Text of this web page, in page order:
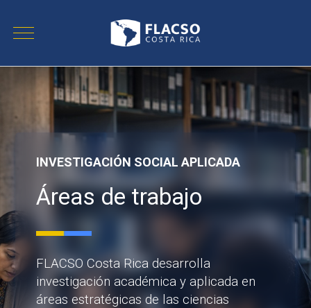
INVESTIGACIÓN SOCIAL APLICADA
Áreas de trabajo
FLACSO Costa Rica desarrolla
investigación académica y aplicada en
áreas estratégicas de las ciencias